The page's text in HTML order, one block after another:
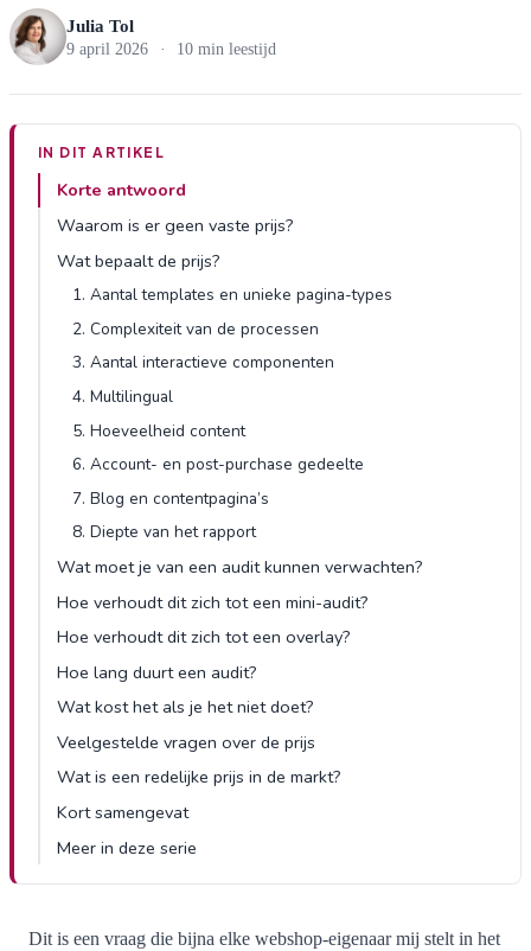
Julia Tol
9 april 2026 · 10 min leestijd
IN DIT ARTIKEL
Korte antwoord
Waarom is er geen vaste prijs?
Wat bepaalt de prijs?
1. Aantal templates en unieke pagina-types
2. Complexiteit van de processen
3. Aantal interactieve componenten
4. Multilingual
5. Hoeveelheid content
6. Account- en post-purchase gedeelte
7. Blog en contentpagina’s
8. Diepte van het rapport
Wat moet je van een audit kunnen verwachten?
Hoe verhoudt dit zich tot een mini-audit?
Hoe verhoudt dit zich tot een overlay?
Hoe lang duurt een audit?
Wat kost het als je het niet doet?
Veelgestelde vragen over de prijs
Wat is een redelijke prijs in de markt?
Kort samengevat
Meer in deze serie
Dit is een vraag die bijna elke webshop-eigenaar mij stelt in het